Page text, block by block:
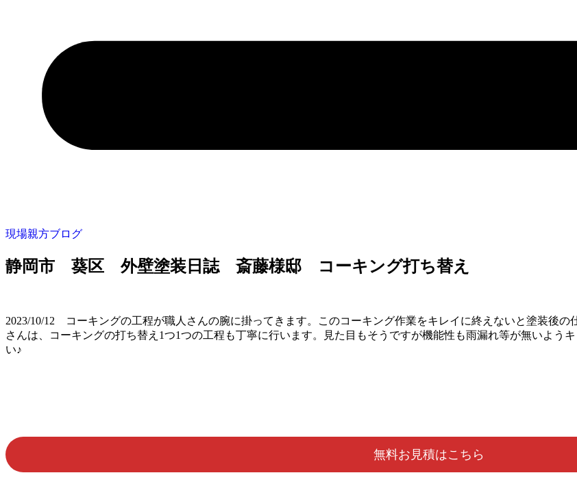
現場親方ブログ
静岡市 葵区 外壁塗装日誌 斎藤様邸 コーキング打ち替え
2023/10/12 コーキングの工程が職人さんの腕に掛ってきます。このコーキング作業をキレイに終えないと塗装後の
さんは、コーキングの打ち替え1つ1つの工程も丁寧に行います。見た目もそうですが機能性も雨漏れ等が無いよう
い♪
無料お見積はこちら